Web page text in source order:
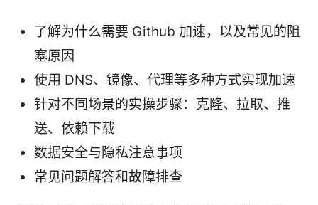
了解为什么需要 Github 加速，以及常见的阻
塞原因
使用 DNS、镜像、代理等多种方式实现加速
针对不同场景的实操步骤：克隆、拉取、推
送、依赖下载
数据安全与隐私注意事项
常见问题解答和故障排查